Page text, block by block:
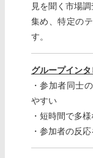
見を聞く市場
集め、特定の
す。
グループイン
・参加者同士
やすい
・短時間で多
・参加者の反